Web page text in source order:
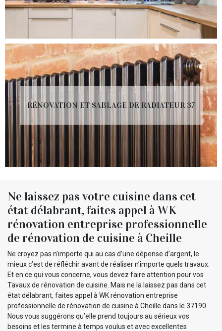
RÉNOVATION ET SABLAGE DE RADIATEUR 37
Ne laissez pas votre cuisine dans cet
état délabrant, faites appel à WK
rénovation entreprise professionnelle
de rénovation de cuisine à Cheille
Ne croyez pas n’importe qui au cas d’une dépense d’argent, le
mieux c’est de réfléchir avant de réaliser n’importe quels travaux.
Et en ce qui vous concerne, vous devez faire attention pour vos
Tavaux de rénovation de cuisine. Mais ne la laissez pas dans cet
état délabrant, faites appel à WK rénovation entreprise
professionnelle de rénovation de cuisine à Cheille dans le 37190.
Nous vous suggérons qu’elle prend toujours au sérieux vos
besoins et les termine à temps voulus et avec excellentes